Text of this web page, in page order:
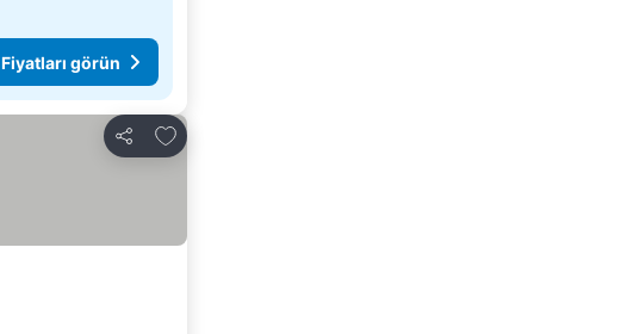
Fiyatları görün
Paylaş
Favorilerime ekle